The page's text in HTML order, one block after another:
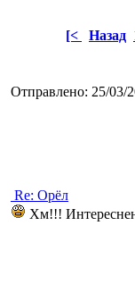
[< Назад
Отправлено: 25/03/
Re: Орёл
Хм!!!